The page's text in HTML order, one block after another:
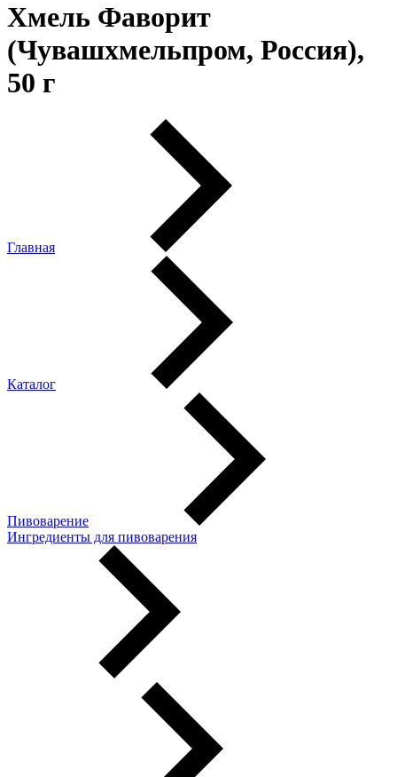
Хмель Фаворит
(Чувашхмельпром, Россия),
50 г
Главная
Каталог
Пивоварение
Ингредиенты для пивоварения